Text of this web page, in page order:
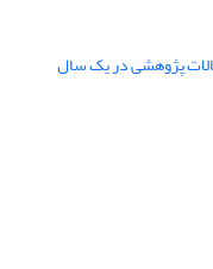
پژوهشی در یک سال